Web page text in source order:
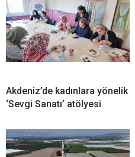
Akdeniz’de kadınlara yönelik
‘Sevgi Sanatı’ atölyesi